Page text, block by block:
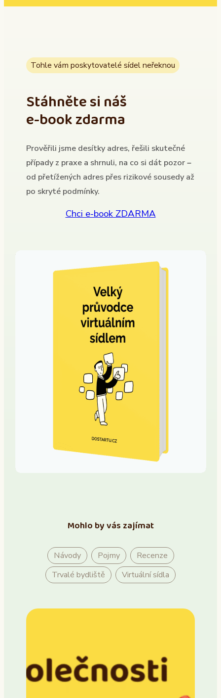
Tohle vám poskytovatelé sídel neřeknou
Stáhněte si náš
e-book zdarma
Prověřili jsme desítky adres, řešili skutečné
případy z praxe a shrnuli, na co si dát pozor –
od přetížených adres přes rizikové sousedy až
po skryté podmínky.
Chci e-book ZDARMA
Mohlo by vás zajímat
Návody Pojmy
Recenze
Trvalé bydliště
Virtuální sídla